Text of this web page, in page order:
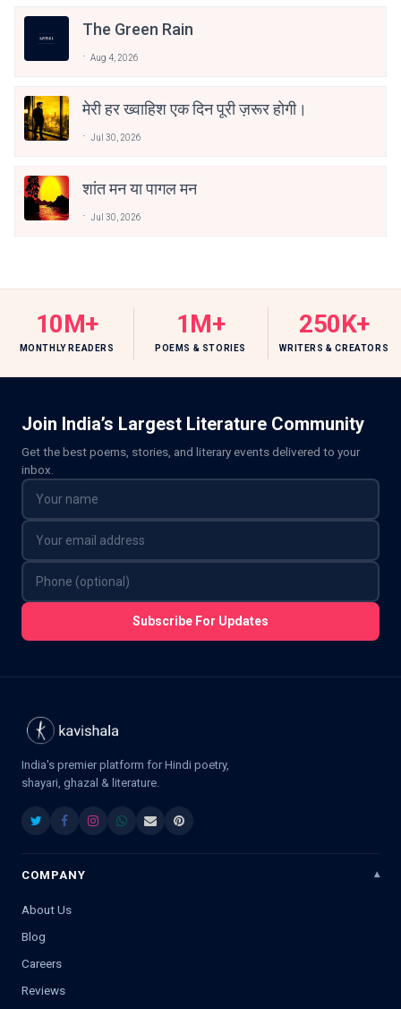
The Green Rain
Aug 4, 2026
मेरी हर ख्वाहिश एक दिन पूरी ज़रूर होगी।
Jul 30, 2026
शांत मन या पागल मन
Jul 30, 2026
10M+
MONTHLY READERS
1M+
POEMS & STORIES
250K+
WRITERS & CREATORS
Join India’s Largest Literature Community
Get the best poems, stories, and literary events delivered to your
inbox.
Subscribe For Updates
India's premier platform for Hindi poetry,
shayari, ghazal & literature.
COMPANY
About Us
Blog
Careers
Reviews